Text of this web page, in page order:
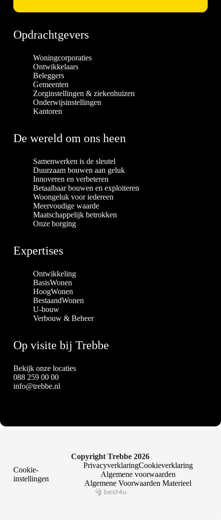
Opdrachtgevers
Woningcorporaties
Ontwikkelaars
Beleggers
Gemeenten
Zorginstellingen & ziekenhuizen
Onderwijsinstellingen
Kantoren
De wereld om ons heen
Samenwerken is de sleutel
Duurzaam bouwen aan geluk
Innoveren en verbeteren
Betaalbaar bouwen en exploiteren
Woongeluk voor iedereen
Meervoudige waarde
Maatschappelijk betrokken
Onze borging
Expertises
Ontwikkeling
BasisWonen
HoogWonen
BestaandWonen
U-bouw
Verbouw & Beheer
Op visite bij Trebbe
Bekijk onze locaties
088 259 00 00
info@trebbe.nl
Copyright Trebbe 2026
Cookie-
instellingen
PrivacyverklaringCookieverklaring
Algemene voorwaarden
Algemene Voorwaarden Materieel